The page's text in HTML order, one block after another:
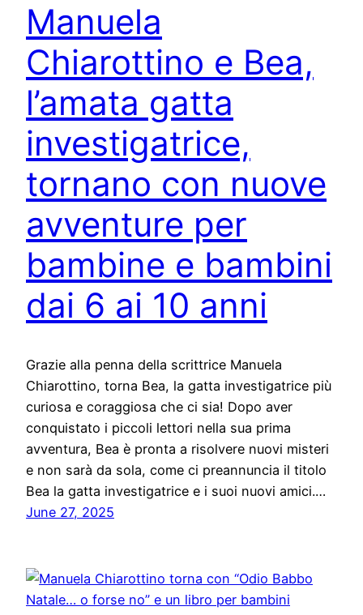
Manuela
Chiarottino e Bea,
l’amata gatta
investigatrice,
tornano con nuove
avventure per
bambine e bambini
dai 6 ai 10 anni
Grazie alla penna della scrittrice Manuela
Chiarottino, torna Bea, la gatta investigatrice più
curiosa e coraggiosa che ci sia! Dopo aver
conquistato i piccoli lettori nella sua prima
avventura, Bea è pronta a risolvere nuovi misteri
e non sarà da sola, come ci preannuncia il titolo
Bea la gatta investigatrice e i suoi nuovi amici.…
June 27, 2025